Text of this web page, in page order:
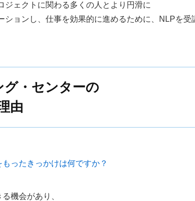
ジェクトに関わる多くの人とより円滑に
ションし、仕事を効果的に進めるために、NLPを受
・センターの
由
ったきっかけは何ですか？
機会があり、